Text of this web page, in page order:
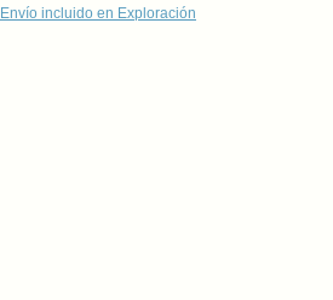
Envío incluido en Exploración